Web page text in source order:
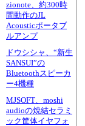
zionote、約300時
間動作のJL
Acousticポータブ
ルアンプ
ドウシシャ、“新生
SANSUI”の
Bluetoothスピーカ
ー4機種
MJSOFT、moshi
audioの焼結セラミ
ック筐体イヤフォ